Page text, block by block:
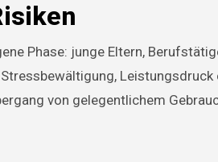
Phase: junge Eltern,
von gelegentlichem